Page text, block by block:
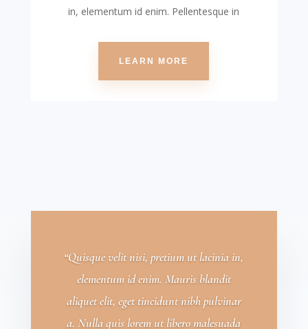
in, elementum id enim. Pellentesque in
LEARN MORE
“Quisque velit nisi, pretium ut lacinia in,
elementum id enim. Mauris blandit
aliquet elit, eget tincidunt nibh pulvinar
a. Nulla quis lorem ut libero malesuada